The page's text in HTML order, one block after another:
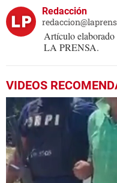
Redacción
Artículo
LA PRENSA.
VIDEOS